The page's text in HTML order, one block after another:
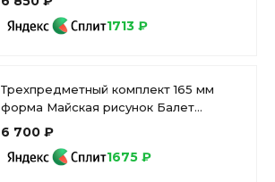
1713 ₽
Трехпредметный комплект 165 мм
форма Майская рисунок Балет
Лебединое озеро арт. 81.17916.00.1
6 700 ₽
1675 ₽